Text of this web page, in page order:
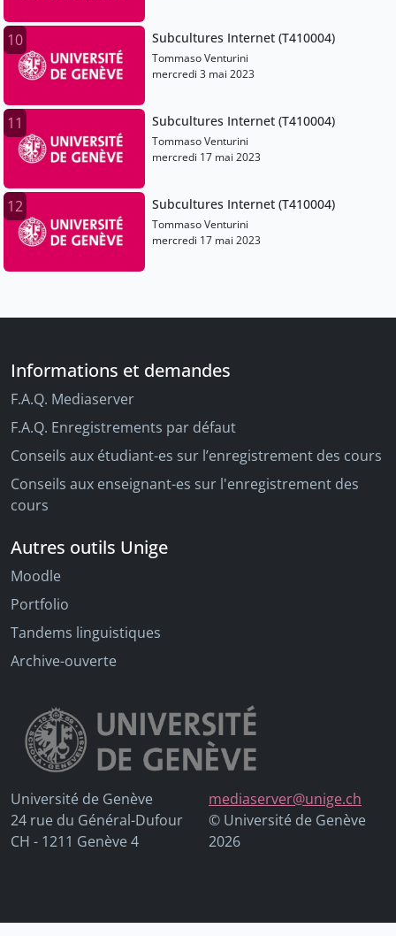
10 Subcultures Internet (T410004)
Tommaso Venturini
mercredi 3 mai 2023
11 Subcultures Internet (T410004)
Tommaso Venturini
mercredi 17 mai 2023
12 Subcultures Internet (T410004)
Tommaso Venturini
mercredi 17 mai 2023
Informations et demandes
F.A.Q. Mediaserver
F.A.Q. Enregistrements par défaut
Conseils aux étudiant-es sur l’enregistrement des cours
Conseils aux enseignant-es sur l'enregistrement des
cours
Autres outils Unige
Moodle
Portfolio
Tandems linguistiques
Archive-ouverte
Université de Genève
24 rue du Général-Dufour
CH - 1211 Genève 4
mediaserver@unige.ch
© Université de Genève
2026